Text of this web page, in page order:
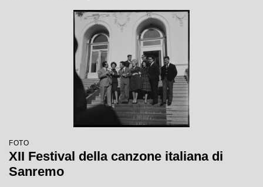
FOTO
XII Festival della canzone italiana di
Sanremo